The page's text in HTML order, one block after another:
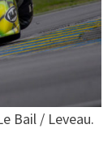
Bail / Leveau.